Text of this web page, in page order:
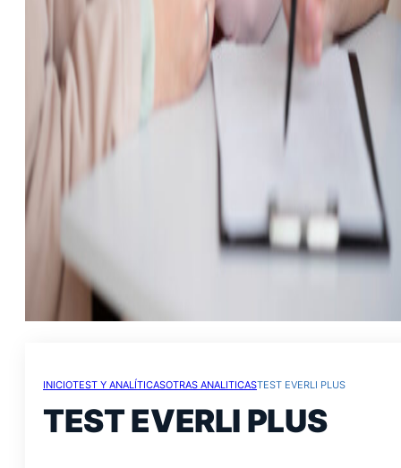
INICIOTEST Y ANALÍTICASOTRAS ANALITICASTEST EVERLI PLUS
TEST EVERLI PLUS